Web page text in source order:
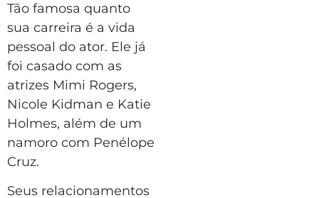
Tão famosa quanto
sua carreira é a vida
pessoal do ator. Ele já
foi casado com as
atrizes Mimi Rogers,
Nicole Kidman e Katie
Holmes, além de um
namoro com Penélope
Cruz.
Seus relacionamentos